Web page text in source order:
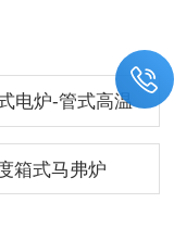
电炉-管式高温
箱式马弗炉